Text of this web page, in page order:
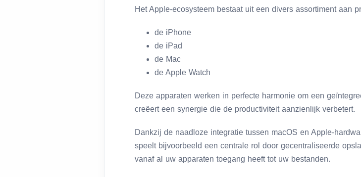
Het Apple-ecosysteem bestaat uit een divers assortiment aan
de iPhone
de iPad
de Mac
de Apple Watch
Deze apparaten werken in perfecte harmonie om een
creëert een synergie die de productiviteit aanzienlijk verbetert.
Dankzij de naadloze integratie tussen macOS en Apple-
speelt bijvoorbeeld een centrale rol door gecentraliseerde
vanaf al uw apparaten toegang heeft tot uw bestanden.